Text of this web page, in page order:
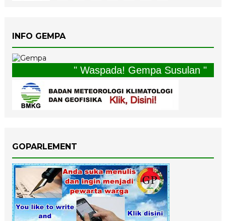
INFO GEMPA
" Waspada! Gempa Susulan "
GOPARLEMENT